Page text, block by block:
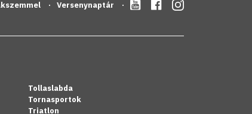
Versenynaptár
Tollaslabda
Tornasportok
Triatlon